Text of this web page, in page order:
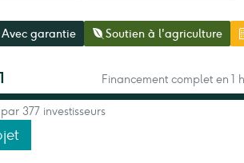
Avec garantie Soutien à l'agriculture
Financement complet en 1
377 investisseurs